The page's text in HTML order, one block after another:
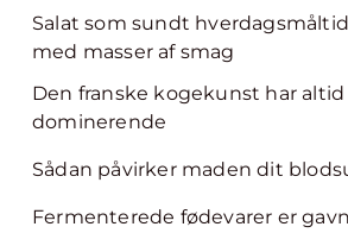
Salat som sundt
med masser af smag
Den franske kogekunst har
dominerende
Sådan påvirker maden dit
Fermenterede fødevarer er